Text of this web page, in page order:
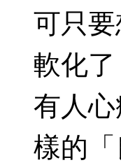
可只
軟化了
有人
樣的「